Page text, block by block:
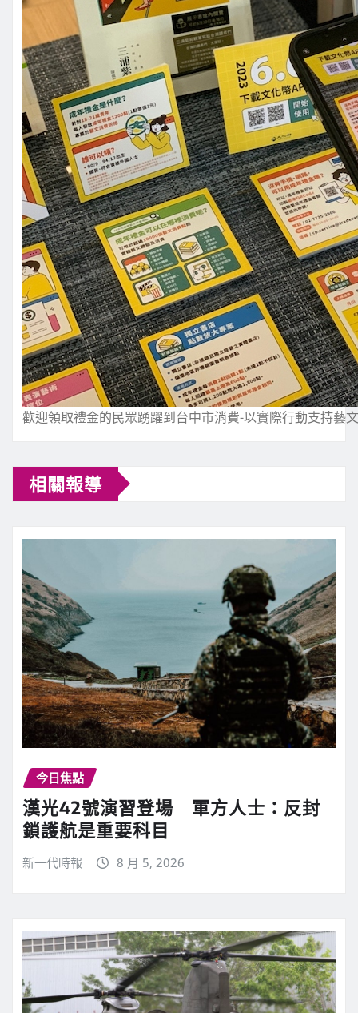
歡迎領取禮金的民眾踴躍到台中市消費-以實際行動支持藝
相關報導
今日焦點
漢光42號演習登場 軍方人士：反封
鎖護航是重要科目
新一代時報 8 月 5, 2026